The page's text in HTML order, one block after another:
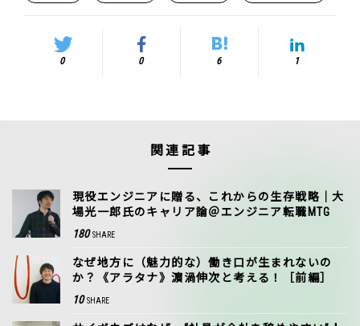
0 0 6 1
関連記事
現役エンジニアに贈る、これからの生存戦略｜大
場光一郎氏のキャリア論＠エンジニア転職MTG
180 SHARE
なぜ地方に（魅力的な）働き口が生まれないの
か？《アラタナ》濵渦伸次と考える！［前編］
10 SHARE